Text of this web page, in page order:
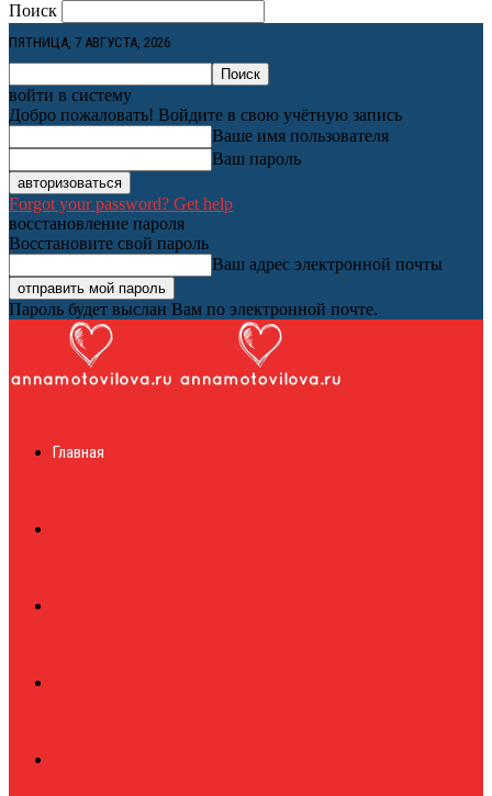
Поиск
ПЯТНИЦА, 7 АВГУСТА, 2026
войти в систему
Добро пожаловать! Войдите в свою учётную запись
Ваше имя пользователя
Ваш пароль
Forgot your password? Get help
восстановление пароля
Восстановите свой пароль
Ваш адрес электронной почты
Пароль будет выслан Вам по электронной почте.
журналГлавная